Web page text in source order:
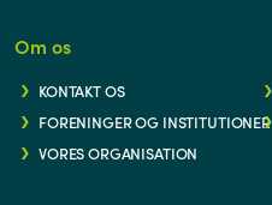
Om os
KONTAKT OS
FORENINGER OG INSTITUTIONER
VORES ORGANISATION